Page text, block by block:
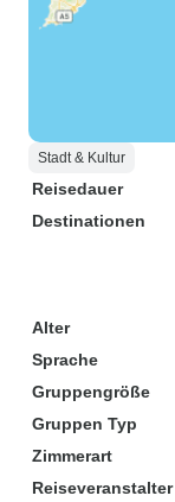
Stadt & Kultur
Reisedauer
Destinationen
Alter
Sprache
Gruppengröße
Gruppen Typ
Zimmerart
Reiseveranstalter